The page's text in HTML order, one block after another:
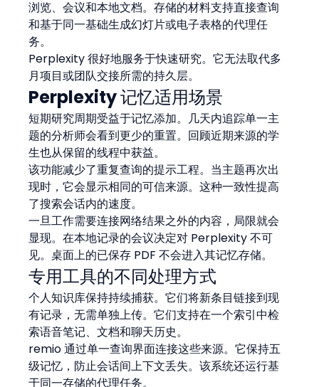
浏览、会议和本地文档。存储的材料支持直接查询
和基于同一基础生成幻灯片或电子表格的代理任
务。
Perplexity 很好地服务于快速研究。它无法取代多
月项目或团队交接所需的持久层。
Perplexity 记忆适用场景
短期研究周期受益于记忆添加。几天内追踪单一主
题的分析师会看到更少的重置。回顾近期来源的学
生也从保留的线程中获益。
该功能减少了重复查询的提示工程。当主题再次出
现时，它会显示相同的可信来源。这种一致性提高
了搜索会话内的速度。
一旦工作需要连接网络结果之外的内容，局限就会
显现。在本地记录的会议决定对 Perplexity 不可
见。桌面上的已保存 PDF 不会进入其记忆存储。
专用工具的不同处理方式
个人知识库保持持续捕获。它们将新条目链接到现
有记录，无需单独上传。它们支持在一个索引中检
索语音笔记、文档和聊天历史。
remio 通过单一查询界面连接这些来源。它保持五
级记忆，防止会话间上下文丢失。该系统还运行基
于同一存储的代理任务。